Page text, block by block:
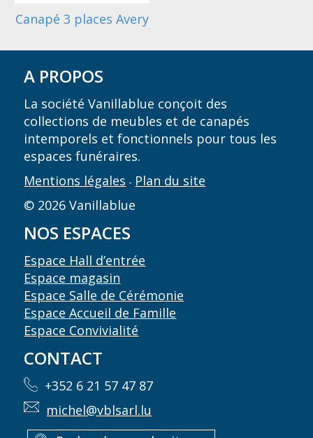
Canapé 3 places Avery
A PROPOS
La société Vanillablue conçoit des
collections de meubles et de canapés
intemporels et fonctionnels pour tous les
espaces funéraires.
Mentions légales - Plan du site
© 2026 Vanillablue
NOS ESPACES
Espace Hall d’entrée
Espace magasin
Espace Salle de Cérémonie
Espace Accueil de Famille
Espace Convivialité
CONTACT
+352 6 21 57 47 87
michel@vblsarl.lu